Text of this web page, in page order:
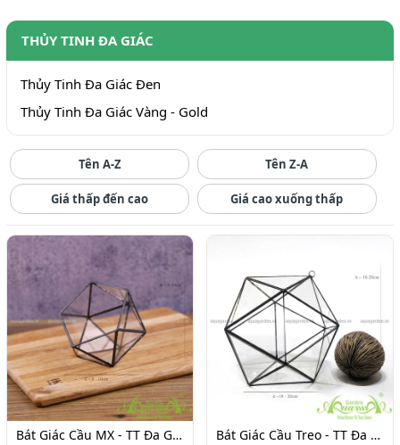
THỦY TINH ĐA GIÁC
Thủy Tinh Đa Giác Đen
Thủy Tinh Đa Giác Vàng - Gold
Tên A-Z Tên Z-A
Giá thấp đến cao Giá cao xuống thấp
Bát Giác Cầu MX - TT Đa Giác
Bát Giác Cầu Treo - TT Đa Giác